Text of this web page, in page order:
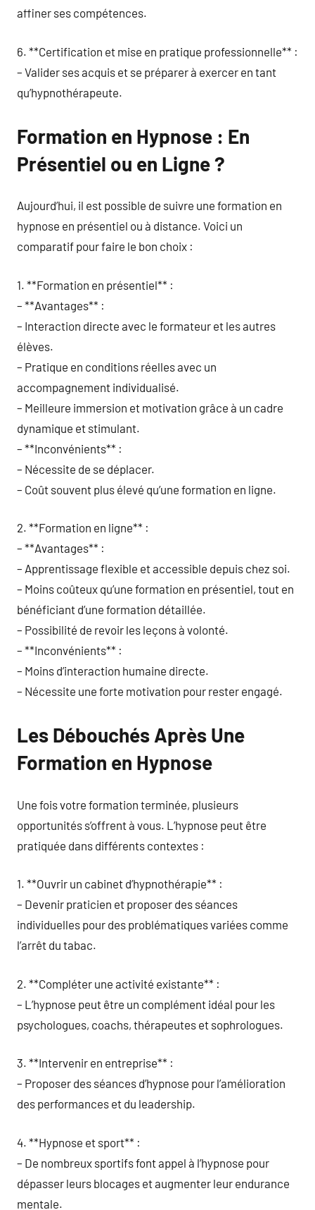
affiner ses compétences.
6. **Certification et mise en pratique professionnelle** :
– Valider ses acquis et se préparer à exercer en tant
qu’hypnothérapeute.
Formation en Hypnose : En
Présentiel ou en Ligne ?
Aujourd’hui, il est possible de suivre une formation en
hypnose en présentiel ou à distance. Voici un
comparatif pour faire le bon choix :
1. **Formation en présentiel** :
– **Avantages** :
– Interaction directe avec le formateur et les autres
élèves.
– Pratique en conditions réelles avec un
accompagnement individualisé.
– Meilleure immersion et motivation grâce à un cadre
dynamique et stimulant.
– **Inconvénients** :
– Nécessite de se déplacer.
– Coût souvent plus élevé qu’une formation en ligne.
2. **Formation en ligne** :
– **Avantages** :
– Apprentissage flexible et accessible depuis chez soi.
– Moins coûteux qu’une formation en présentiel, tout en
bénéficiant d’une formation détaillée.
– Possibilité de revoir les leçons à volonté.
– **Inconvénients** :
– Moins d’interaction humaine directe.
– Nécessite une forte motivation pour rester engagé.
Les Débouchés Après Une
Formation en Hypnose
Une fois votre formation terminée, plusieurs
opportunités s’offrent à vous. L’hypnose peut être
pratiquée dans différents contextes :
1. **Ouvrir un cabinet d’hypnothérapie** :
– Devenir praticien et proposer des séances
individuelles pour des problématiques variées comme
l’arrêt du tabac.
2. **Compléter une activité existante** :
– L’hypnose peut être un complément idéal pour les
psychologues, coachs, thérapeutes et sophrologues.
3. **Intervenir en entreprise** :
– Proposer des séances d’hypnose pour l’amélioration
des performances et du leadership.
4. **Hypnose et sport** :
– De nombreux sportifs font appel à l’hypnose pour
dépasser leurs blocages et augmenter leur endurance
mentale.